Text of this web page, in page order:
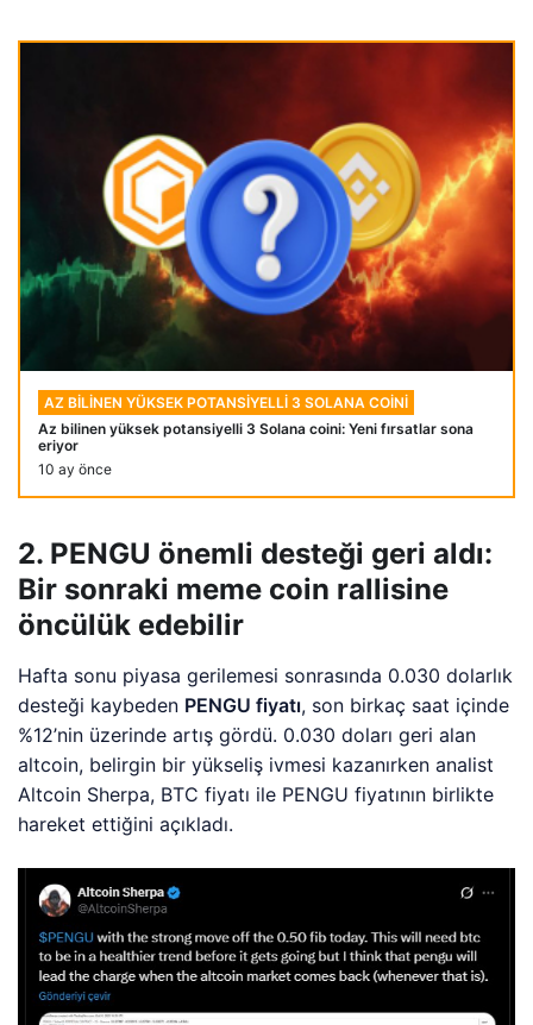
AZ BILINEN YÜKSEK POTANSIYELLI 3 SOLANA COINI
Az bilinen yüksek potansiyelli 3 Solana coini: Yeni fırsatlar sona
eriyor
10 ay önce
2. PENGU önemli desteği geri aldı:
Bir sonraki meme coin rallisine
öncülük edebilir
Hafta sonu piyasa gerilemesi sonrasında 0.030 dolarlık
desteği kaybeden PENGU fiyatı, son birkaç saat içinde
%12’nin üzerinde artış gördü. 0.030 doları geri alan
altcoin, belirgin bir yükseliş ivmesi kazanırken analist
Altcoin Sherpa, BTC fiyatı ile PENGU fiyatının birlikte
hareket ettiğini açıkladı.